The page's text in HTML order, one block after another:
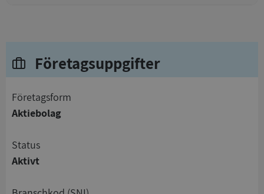
Företagsuppgifter
företagsform
Aktiebolag
status
Aktivt